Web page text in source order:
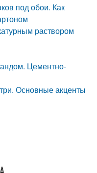
под обои. Как
раствором
Цементно-
Основные акценты